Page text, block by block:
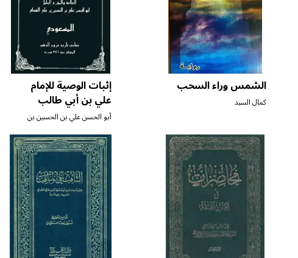
الشمس وراء السحب
كمال السيد
إثبات الوصية للإمام
علي بن أبي طالب
عليه السلام
أبو الحسن علي بن الحسين بن
علي الهذلي المسعودي